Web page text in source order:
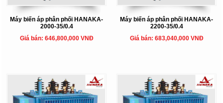
Máy biến áp phân phối HANAKA-
2000-35/0.4
Giá bán: 646,800,000 VNĐ
Máy biến áp phân phối HANAKA-
2200-35/0.4
Giá bán: 683,040,000 VNĐ